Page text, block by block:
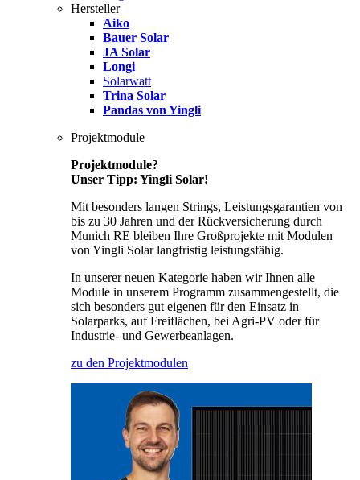
Hersteller
Aiko
Bauer Solar
JA Solar
Longi
Solarwatt
Trina Solar
Pandas von Yingli
Projektmodule
Projektmodule?
Unser Tipp: Yingli Solar!
Mit besonders langen Strings, Leistungsgarantien von
bis zu 30 Jahren und der Rückversicherung durch
Munich RE bleiben Ihre Großprojekte mit Modulen
von Yingli Solar langfristig leistungsfähig.
In unserer neuen Kategorie haben wir Ihnen alle
Module in unserem Programm zusammengestellt, die
sich besonders gut eigenen für den Einsatz in
Solarparks, auf Freiflächen, bei Agri-PV oder für
Industrie- und Gewerbeanlagen.
zu den Projektmodulen